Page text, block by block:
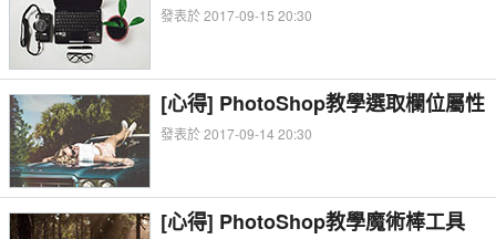
發表於 2017-09-15 20:30
[心得] PhotoShop教學選取欄位屬性
發表於 2017-09-14 20:30
[心得] PhotoShop教學魔術棒工具